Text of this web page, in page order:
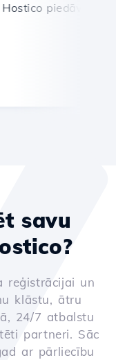
piedāvātajiem
savu
reģistrācijai un
klāstu, ātru
24/7 atbalstu
partneri. Sāc
ar pārliecību